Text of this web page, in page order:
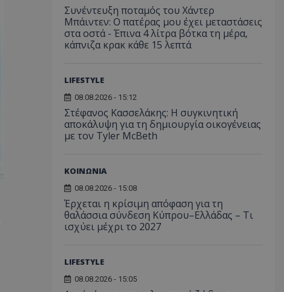
Συνέντευξη ποταμός του Χάντερ
Μπάιντεν: Ο πατέρας μου έχει μεταστάσεις
στα οστά - Έπινα 4 λίτρα βότκα τη μέρα,
κάπνιζα κρακ κάθε 15 λεπτά
LIFESTYLE
08.08.2026 - 15:12
Στέφανος Κασσελάκης: Η συγκινητική
αποκάλυψη για τη δηµιουργία οικογένειας
με τον Tyler McBeth
ΚΟΙΝΩΝΙΑ
08.08.2026 - 15:08
Έρχεται η κρίσιμη απόφαση για τη
θαλάσσια σύνδεση Κύπρου–Ελλάδας – Τι
ισχύει μέχρι το 2027
LIFESTYLE
08.08.2026 - 15:05